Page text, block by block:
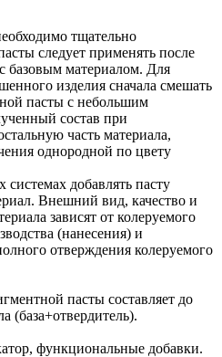
тщательно
следует применять после
базовым материалом. Для
изделия сначала смешать
пасты с небольшим
состав при
часть материала,
однородной по цвету
добавлять пасту
Внешний вид, качество и
зависят от колеруемого
(нанесения) и
отверждения колеруемого
пасты составляет до
(база+отвердитель).
функциональные добавки.